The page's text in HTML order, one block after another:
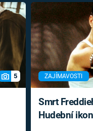
5 ZAJÍMAVOSTI
Smrt
Hudební